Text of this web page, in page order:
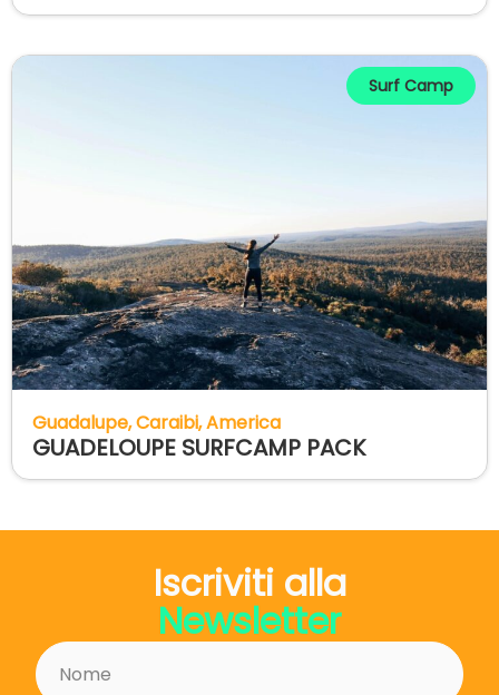
Surf Camp
Guadalupe Caraibi America
GUADELOUPE SURFCAMP PACK
Iscriviti alla
Newsletter